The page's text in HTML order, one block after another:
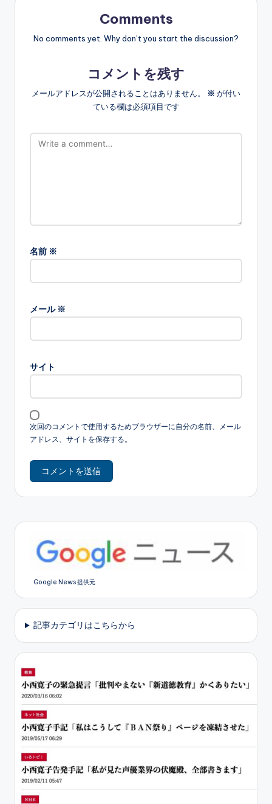
Comments
No comments yet. Why don’t you start the discussion?
コメントを残す
メールアドレスが公開されることはありません。 ※ が付い
ている欄は必須項目です
名前 ※
メール ※
サイト
次回のコメントで使用するためブラウザーに自分の名前、メール
アドレス、サイトを保存する。
Google News 提供元
記事カテゴリはこちらから